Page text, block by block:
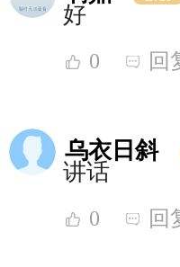
好
0 回
乌衣日斜
讲话
0 回